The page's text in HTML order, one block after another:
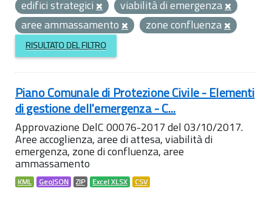
edifici strategici
viabilità di emergenza
aree ammassamento
zone confluenza
RISULTATO DEL FILTRO
Piano Comunale di Protezione Civile - Elementi
di gestione dell'emergenza - C...
Approvazione DelC 00076-2017 del 03/10/2017.
Aree accoglienza, aree di attesa, viabilità di
emergenza, zone di confluenza, aree
ammassamento
KML GeoJSON ZIP Excel XLSX CSV